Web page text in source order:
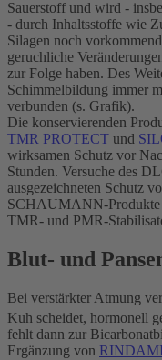
Sauerstoff und wird -
- durch Inhaltsstoffe wie
Silagen noch
geruchliche
zur Folge haben. Des
Schimmelbildung immer
verbunden (s. Grafik).
Die konservierenden
TMR PROTECT und
wirksamen Schutz vor
Stunden. Versuche des
ausgezeichneten Schutz
SCHAUMANN-Produkte
TMR- und PMR-
Blut- und
Bei verstärkter Atmung
Kuh scheidet, hormonell
fehlt dann zur
Ergänzung von